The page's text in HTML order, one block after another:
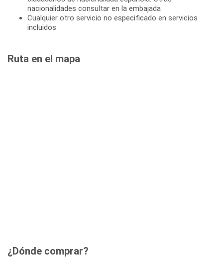
nacionalidades consultar en la embajada
Cualquier otro servicio no especificado en servicios
incluidos
Ruta en el mapa
¿Dónde comprar?